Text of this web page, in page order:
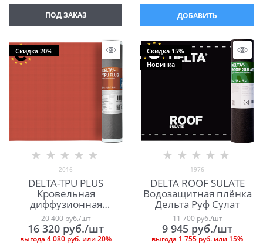
ПОД ЗАКАЗ ДОБАВИТЬ
Скидка 20%
2016
DELTA-TPU PLUS
Кровельная
диффузионная
мембрана Дельта ТПУ
Плюс
20 400 руб./шт
16 320 руб./шт
выгода 4 080 руб. или20%
Скидка 15%
Новинка
1976
DELTA ROOF SULATE
Водозащитная плёнка
Дельта Руф Сулат
11 700 руб./шт
9 945 руб./шт
выгода 1 755 руб. или 15%